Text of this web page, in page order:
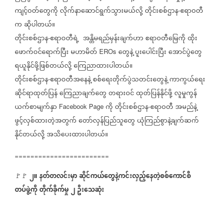
ကျင့်ဝတ်တွေကိုလိုက်နာဆောင်ရွက်သွားမယ်လို့တိုင်းစစ်ဌာန-ဧရာဝတီ
ကဆိုပါတယ်။
တိုင်းစစ်ဌာန-ဧရာဝတီရဲ့ အန္တိမရည်မှန်းချက်ဟာဧရာဝတီမြေကိုထိုး
ဖောက်ဝင်ရောက်ပြီးမဟာမိတ် EROs တွေနဲ့ပူးပေါင်းပြီးအောင်ပွဲတွေ
ရယူနိုင်ဖို့ဖြစ်တယ်လို့ကြေညာထားပါတယ်။
တိုင်းစစ်ဌာန-ဧရာဝတီအနေနဲ့စစ်ရေးတိုက်ပွဲသတင်းတွေနဲ့ကာကွယ်ရေး
ဆိုင်ရာထုတ်ပြန်‌ကြေညာချက်တွေတရားဝင်ထုတ်ပြန်နိုင်ဖို့လူမှုကွန်
ယက်စာမျက်နှာ Facebook Page ကိုတိုင်းစစ်ဌာန-ဧရာဝတီအမည်နဲ့
ဖွင့်လှစ်ထားတဲ့အတွက်တော်လှန်ပြည်သူတွေယုံကြည်စွာနဲ့ချက်ဆက်
နိုင်တယ်လို့အသိပေးထားပါတယ်။
========================
🚩🚩 ၂။နတ်တလင်းမှာဆိုင်ကယ်တွေနဲ့ကင်းလှည့်နေတဲ့စစ်ကောင်စီ
တပ်ဖွဲ့ကိုတိုက်ခိုက်မှု၂ဦးသေဆုံး